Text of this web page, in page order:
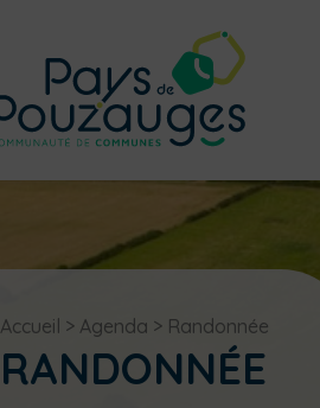
Accueil > Agenda > Randonnée
RANDONNÉE